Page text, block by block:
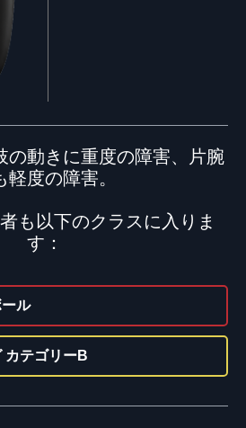
の動きに重度の障害、片腕
軽度の障害。
も以下のクラスに入りま
す：
ル
カテゴリーB